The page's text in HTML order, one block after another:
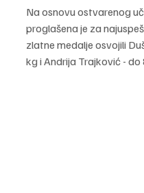
Na osnovu ostvarenog
proglašena je za
zlatne medalje osvojili
kg i Andrija Trajković - do